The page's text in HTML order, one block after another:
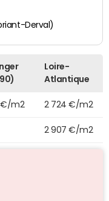
Derval)
Loire-
Atlantique
€/m2 2 724 €/m2
2 907 €/m2